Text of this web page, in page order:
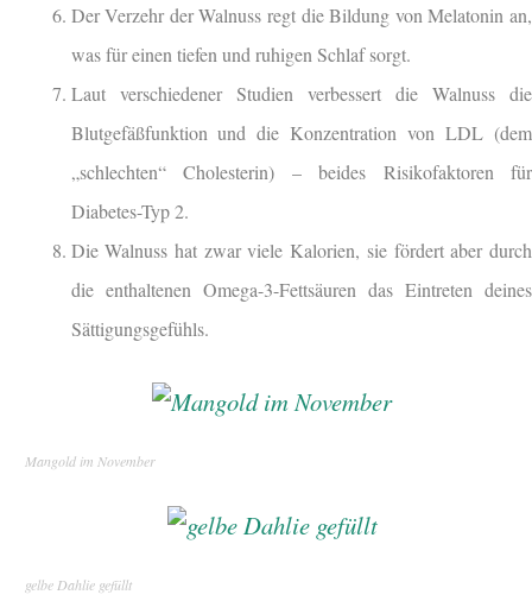
Der Verzehr der Walnuss regt die Bildung von Melatonin an,
was für einen tiefen und ruhigen Schlaf sorgt.
Laut verschiedener Studien verbessert die Walnuss die
Blutgefäßfunktion und die Konzentration von LDL (dem
„schlechten“ Cholesterin) – beides Risikofaktoren für
Diabetes-Typ 2.
Die Walnuss hat zwar viele Kalorien, sie fördert aber durch
die enthaltenen Omega-3-Fettsäuren das Eintreten deines
Sättigungsgefühls.
Mangold im November
gelbe Dahlie gefüllt